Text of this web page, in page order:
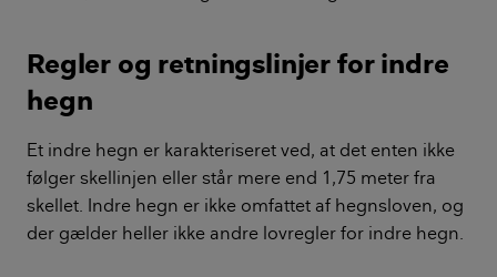
Regler og retningslinjer for indre
hegn
Et indre hegn er karakteriseret ved, at det enten ikke
følger skellinjen eller står mere end 1,75 meter fra
skellet. Indre hegn er ikke omfattet af hegnsloven, og
der gælder heller ikke andre lovregler for indre hegn.